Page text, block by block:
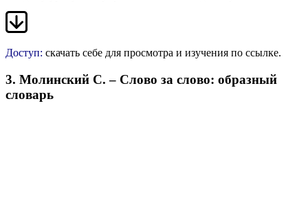
Доступ: скачать себе для просмотра и изучения по ссылке.
3. Молинский С. – Слово за слово: образный
словарь